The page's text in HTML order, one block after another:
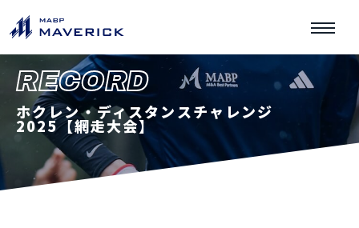
RECORD
ホクレン・ディスタンスチャレンジ
2025【網走大会】